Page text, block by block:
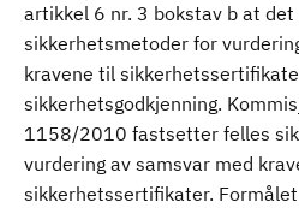
artikkel 6 nr. 3 bokstav b at
sikkerhetsmetoder for
kravene til
sikkerhetsgodkjenning.
1158/2010 fastsetter felles
vurdering av samsvar med
sikkerhetssertifikater.